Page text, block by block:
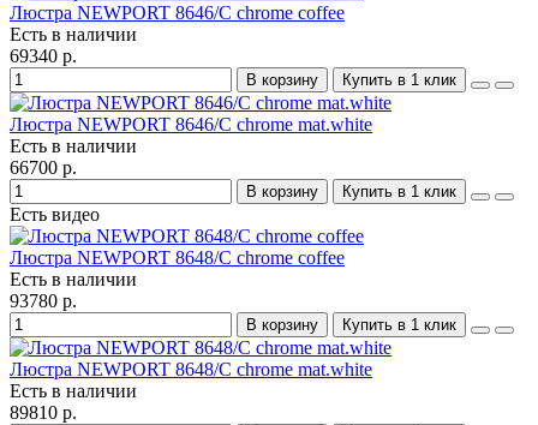
Люстра NEWPORT 8646/С chrome coffee
Есть в наличии
69340 р.
В корзину Купить в 1 клик
Люстра NEWPORT 8646/С chrome mat.white
Есть в наличии
66700 р.
В корзину Купить в 1 клик
Есть видео
Люстра NEWPORT 8648/С chrome coffee
Есть в наличии
93780 р.
В корзину Купить в 1 клик
Люстра NEWPORT 8648/С chrome mat.white
Есть в наличии
89810 р.